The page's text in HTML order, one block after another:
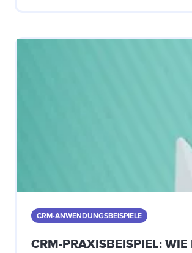
CRM-ANWENDUNGSBEISPIELE
CRM-PRAXISBEISPIEL: